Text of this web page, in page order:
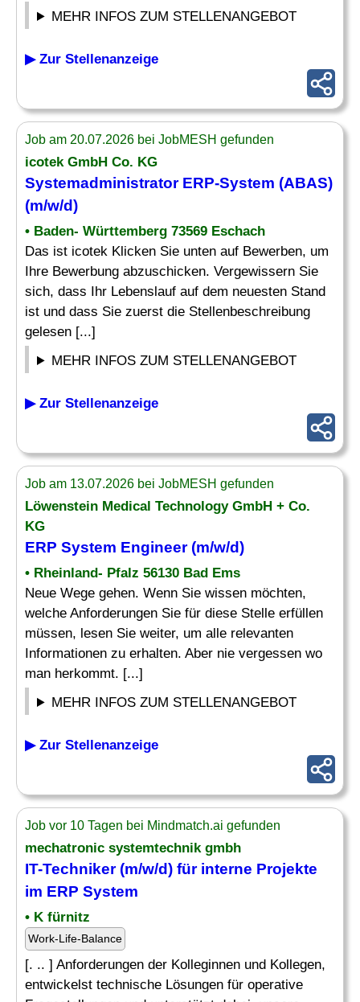
MEHR INFOS ZUM STELLENANGEBOT
▶ Zur Stellenanzeige
Job am 20.07.2026 bei JobMESH gefunden
icotek GmbH Co. KG
Systemadministrator ERP-System (ABAS)
(m/w/d)
• Baden- Württemberg 73569 Eschach
Das ist icotek Klicken Sie unten auf Bewerben, um
Ihre Bewerbung abzuschicken. Vergewissern Sie
sich, dass Ihr Lebenslauf auf dem neuesten Stand
ist und dass Sie zuerst die Stellenbeschreibung
gelesen [...]
MEHR INFOS ZUM STELLENANGEBOT
▶ Zur Stellenanzeige
Job am 13.07.2026 bei JobMESH gefunden
Löwenstein Medical Technology GmbH + Co.
KG
ERP System Engineer (m/w/d)
• Rheinland- Pfalz 56130 Bad Ems
Neue Wege gehen. Wenn Sie wissen möchten,
welche Anforderungen Sie für diese Stelle erfüllen
müssen, lesen Sie weiter, um alle relevanten
Informationen zu erhalten. Aber nie vergessen wo
man herkommt. [...]
MEHR INFOS ZUM STELLENANGEBOT
▶ Zur Stellenanzeige
Job vor 10 Tagen bei Mindmatch.ai gefunden
mechatronic systemtechnik gmbh
IT-Techniker (m/w/d) für interne Projekte
im ERP System
• K fürnitz
Work-Life-Balance
[. .. ] Anforderungen der Kolleginnen und Kollegen,
entwickelst technische Lösungen für operative